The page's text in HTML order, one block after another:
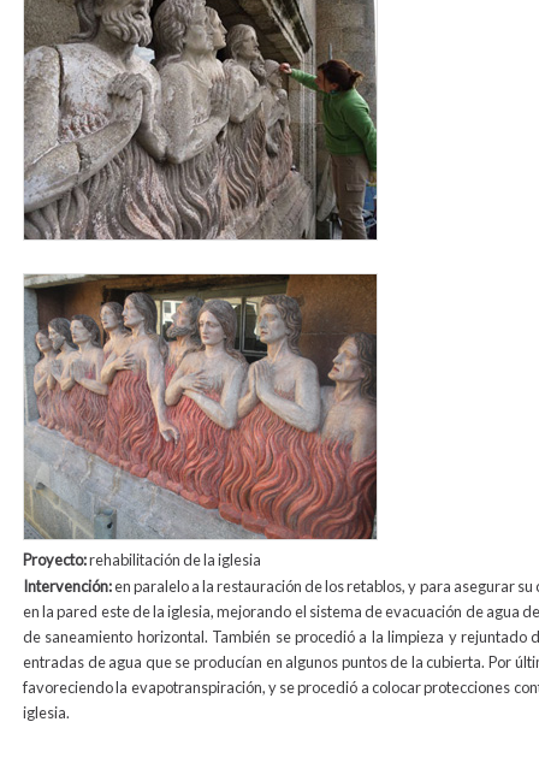
relieve_exterior_animas2.jpg
Proyecto:rehabilitación de la iglesia
Intervención:en paralelo a la restauración de los retablos, y para asegurar
en la pared este de la iglesia, mejorando el sistema de evacuación de agua
de saneamiento horizontal. También se procedió a la limpieza y
entradas de agua que se producían en algunos puntos de la cubierta. Por
favoreciendo la evapotranspiración, y se procedió a colocar protecciones
iglesia.